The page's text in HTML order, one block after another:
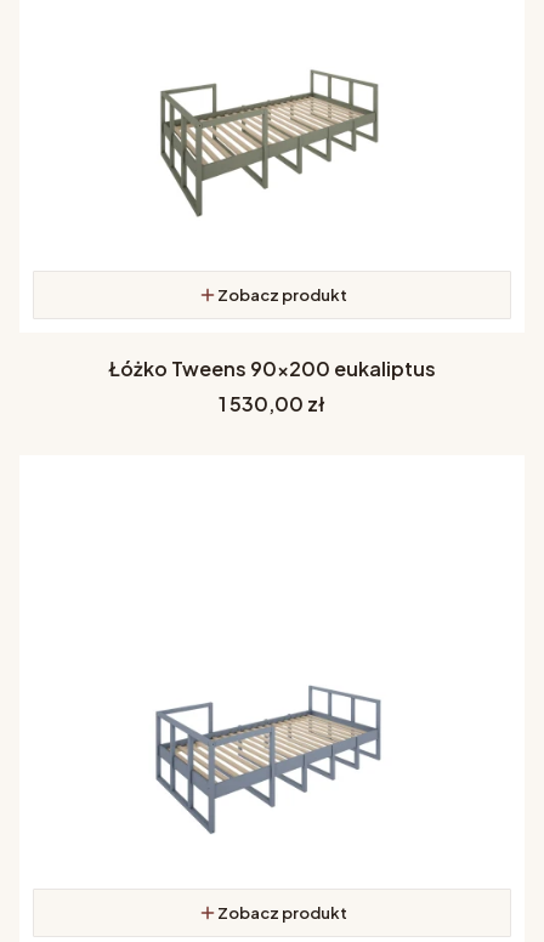
Zobacz produkt
Łóżko Tweens 90x200 eukaliptus
Cena
1 530,00 zł
Zobacz produkt